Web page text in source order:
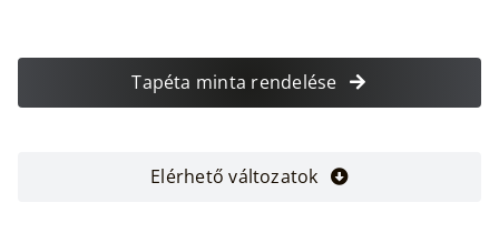
Tapéta minta rendelése
Elérhető változatok